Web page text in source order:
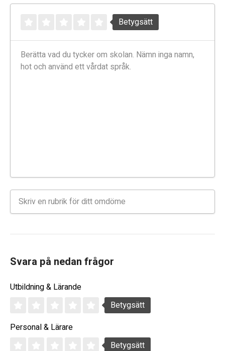
Betygsätt
Svara på nedan frågor
Utbildning & Lärande
Betygsätt
Personal & Lärare
Betygsätt